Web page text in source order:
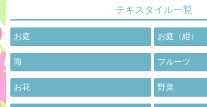
テキスタイル一覧
お庭 お庭（紺）
海 フルーツ
お花 野菜